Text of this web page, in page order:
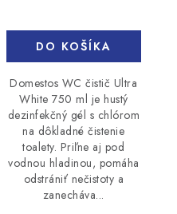
DO KOŠÍKA
Domestos WC čistič Ultra
White 750 ml je hustý
dezinfekčný gél s chlórom
na dôkladné čistenie
toalety. Priľne aj pod
vodnou hladinou, pomáha
odstrániť nečistoty a
zanecháva...